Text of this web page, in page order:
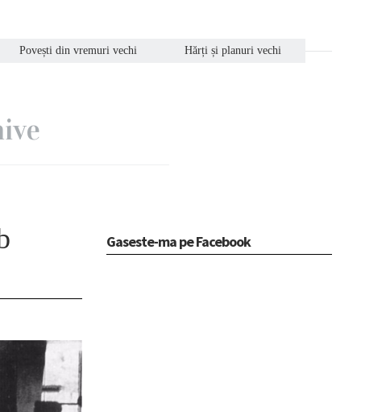
Povești din vremuri vechi Hărți și planuri vechi
Gaseste-ma pe Facebook